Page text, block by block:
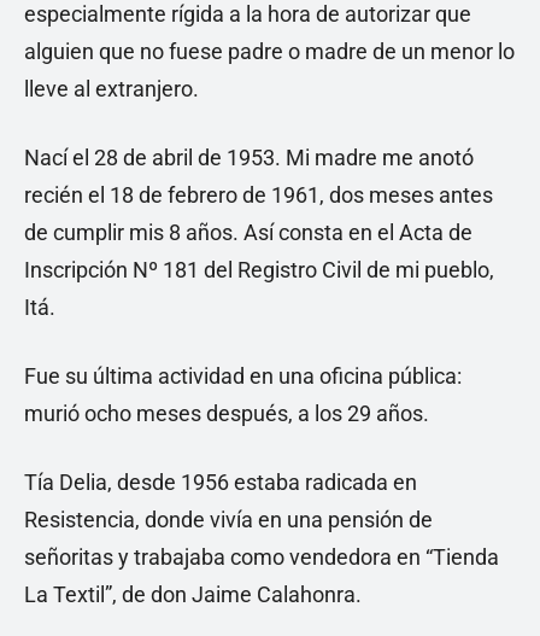
especialmente rígida a la hora de autorizar que
alguien que no fuese padre o madre de un menor lo
lleve al extranjero.
Nací el 28 de abril de 1953. Mi madre me anotó
recién el 18 de febrero de 1961, dos meses antes
de cumplir mis 8 años. Así consta en el Acta de
Inscripción Nº 181 del Registro Civil de mi pueblo,
Itá.
Fue su última actividad en una oficina pública:
murió ocho meses después, a los 29 años.
Tía Delia, desde 1956 estaba radicada en
Resistencia, donde vivía en una pensión de
señoritas y trabajaba como vendedora en “Tienda
La Textil”, de don Jaime Calahonra.